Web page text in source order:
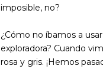
imposible, no?
¿Cómo no íbamos a
exploradora? Cuando
rosa y gris. ¡Hemos